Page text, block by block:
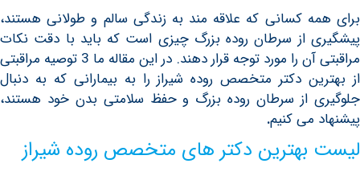
که علاقه مند به زندگی سالم و طولانی هستند،
سرطان روده بزرگ چیزی است که باید با دقت نکات
مراقبتی آن را مورد توجه قرار دهند. در این مقاله ما 3 توصیه مراقبتی
دكتر متخصص روده شیراز را به بیمارانی که به دنبال
سرطان روده بزرگ و حفظ سلامتی بدن خود هستند،
کنیم.
دكتر های متخصص روده شیراز